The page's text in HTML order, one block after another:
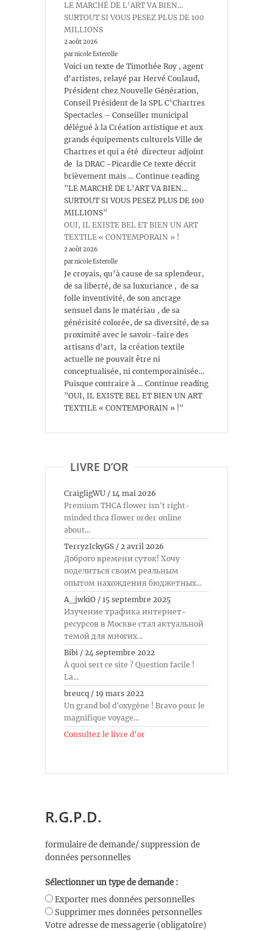
LE MARCHÉ DE L’ART VA BIEN…
SURTOUT SI VOUS PESEZ PLUS DE 100
MILLIONS
2 août 2026
par nicole Esterolle
Voici un texte de Timothée Roy , agent
d’artistes, relayé par Hervé Coulaud,
Président chez Nouvelle Génération,
Conseil Président de la SPL C’Chartres
Spectacles – Conseiller municipal
délégué à la Création artistique et aux
grands équipements culturels Ville de
Chartres et qui a été directeur adjoint
de la DRAC -Picardie Ce texte décrit
brièvement mais … Continue reading
"LE MARCHÉ DE L’ART VA BIEN…
SURTOUT SI VOUS PESEZ PLUS DE 100
MILLIONS"
OUI, IL EXISTE BEL ET BIEN UN ART
TEXTILE « CONTEMPORAIN » !
2 août 2026
par nicole Esterolle
Je croyais, qu’à cause de sa splendeur,
de sa liberté, de sa luxuriance , de sa
folle inventivité, de son ancrage
sensuel dans le matériau , de sa
générisité colorée, de sa diversité, de sa
proximité avec le savoir-faire des
artisans d’art, la création textile
actuelle ne pouvait être ni
conceptualisée, ni contemporainisée…
Puisque contraire à … Continue reading
"OUI, IL EXISTE BEL ET BIEN UN ART
TEXTILE « CONTEMPORAIN » !"
LIVRE D’OR
CraigligWU / 14 mai 2026
Premium THCA flower isn't right-
minded thca flower order online
about...
TerryzIckyGS / 2 avril 2026
Доброго времени суток! Хочу
поделиться своим реальным
опытом нахождения бюджетных...
A_jwkiO / 15 septembre 2025
Изучение трафика интернет-
ресурсов в Москве стал актуальной
темой для многих...
Bibi / 24 septembre 2022
À quoi sert ce site ? Question facile !
La...
breucq / 19 mars 2022
Un grand bol d'oxygène ! Bravo pour le
magnifique voyage...
Consultez le livre d’or
R.G.P.D.
formulaire de demande/ suppression de
données personnelles
Sélectionner un type de demande :
Exporter mes données personnelles
Supprimer mes données personnelles
Votre adresse de messagerie (obligatoire)